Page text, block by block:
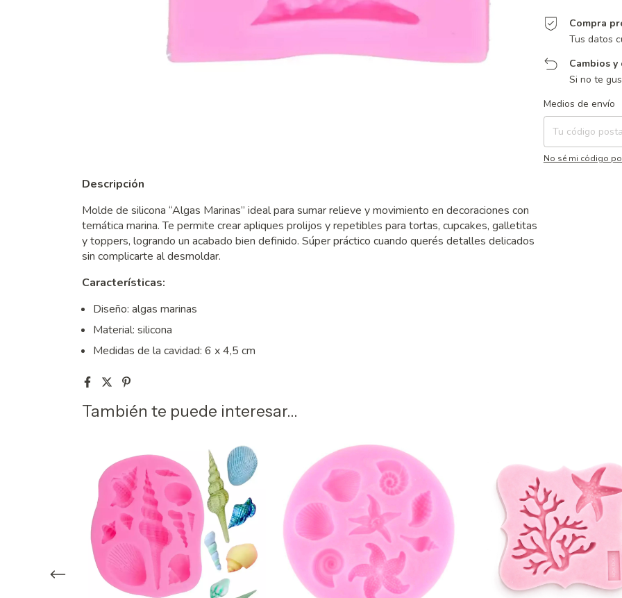
Compra
Tus datos
Cambios
Si no te
Entregas para el CP:
Medios de envío
No sé mi código
Descripción
Molde de silicona “Algas Marinas” ideal para sumar relieve y movimiento en decoraciones con
temática marina. Te permite crear apliques prolijos y repetibles para tortas, cupcakes, galletitas
y toppers, logrando un acabado bien definido. Súper práctico cuando querés detalles delicados
sin complicarte al desmoldar.
Características:
Diseño: algas marinas
Material: silicona
Medidas de la cavidad: 6 x 4,5 cm
También te puede interesar...